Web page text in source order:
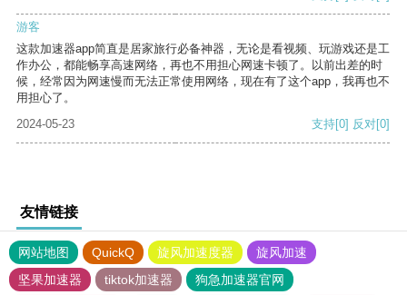
游客
这款加速器app简直是居家旅行必备神器，无论是看视频、玩游戏还是工
作办公，都能畅享高速网络，再也不用担心网速卡顿了。以前出差的时
候，经常因为网速慢而无法正常使用网络，现在有了这个app，我再也不
用担心了。
2024-05-23
支持[0] 反对[0]
友情链接
网站地图 QuickQ 旋风加速度器
旋风加速
坚果加速器
tiktok加速器
狗急加速器官网